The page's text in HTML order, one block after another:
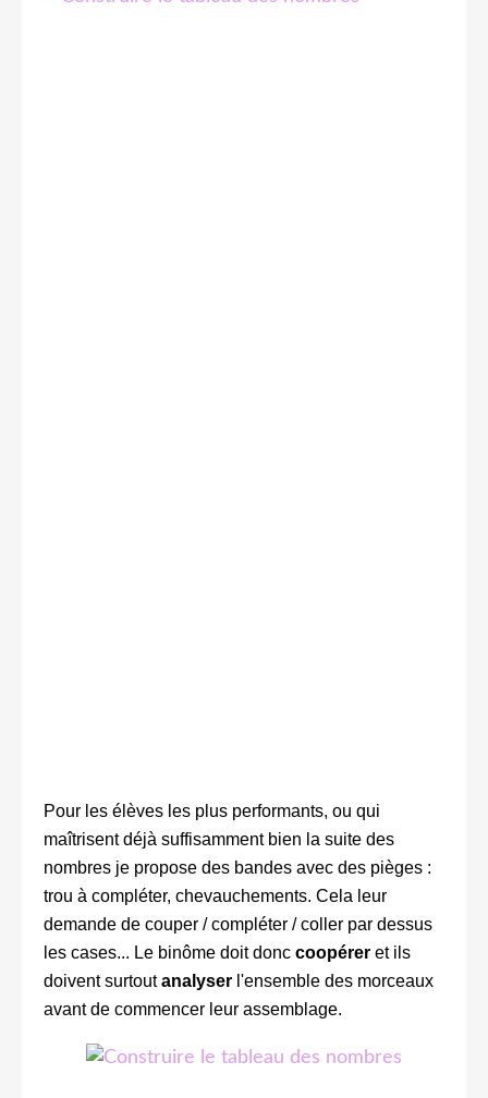
Pour les élèves les plus performants, ou qui
maîtrisent déjà suffisamment bien la suite des
nombres je propose des bandes avec des pièges :
trou à compléter, chevauchements. Cela leur
demande de couper / compléter / coller par dessus
les cases... Le binôme doit donc coopérer et ils
doivent surtoutanalyser l'ensemble des morceaux
avant de commencer leur assemblage.